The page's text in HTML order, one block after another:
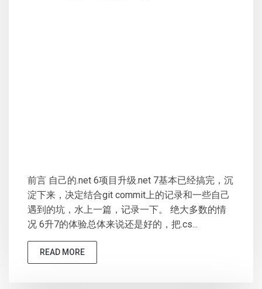
前言 自己的.net 6项目升级.net 7基本已经搞完，沉
淀下来，决定结合git commit上的记录和一些自己
遇到的坑，水上一篇，记录一下。 绝大多数的情
况 6升7的体验总体来说还是好的，把.cs...
READ MORE